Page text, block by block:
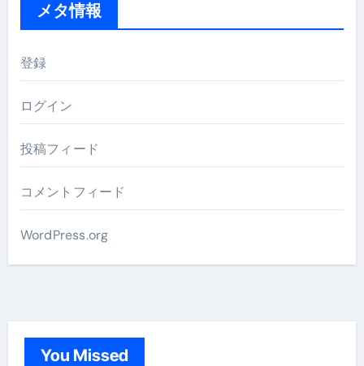
メタ情報
登録
ログイン
投稿フィード
コメントフィード
WordPress.org
You Missed